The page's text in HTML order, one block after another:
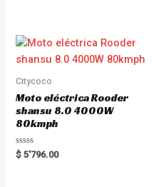
o
u
o
5
Citycoco
Moto eléctrica Rooder
shansu 8.0 4000W
80kmph
R
a
$ 5'796.00